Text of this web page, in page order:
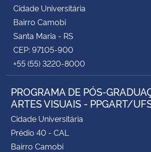
Cidade Universitária
Bairro Camobi
Santa Maria - RS
CEP: 97105-900
+55 (55) 3220-8000
PROGRAMA DE PÓS-
ARTES VISUAIS - PPGART/
Cidade Universitária
Prédio 40 - CAL
Bairro Camobi